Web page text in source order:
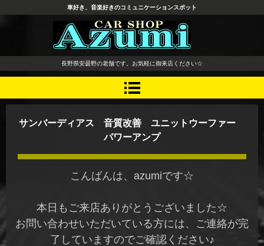
長野県 安曇野市 タイヤ ホ
イール デッドニング カーオ
ーディオ レカロシート
車好き、音楽好きのコミュニケーションスポット
長野県安曇野の老舗です。お気軽に御来店ください☆
サンバーディアス 音質改善 ユニットウーファー
パワーアンプ
こんばんは、azumiです☆
本日もご来店ありがとうございました☆
お問い合わせいただいている方には、ご連絡が完
了していますのでご確認ください♪